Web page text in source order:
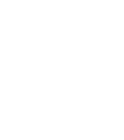
und
bietet das
haben, können